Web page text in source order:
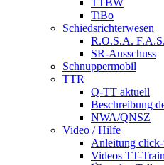
TTBW
TiBo
Schiedsrichterwesen
R.O.S.A.
SR-Ausschuss
Schnuppermobil
TTR
Q-TT aktuell
Beschreibung
NWA/QNSZ
Video / Hilfe
Anleitung
Videos TT-